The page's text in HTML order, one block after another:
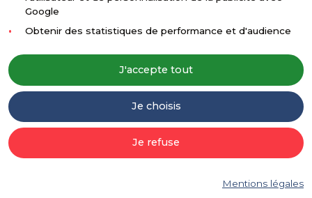
Charisme et communication
Google
Obtenir des statistiques de performance et d'audience
J'accepte tout
Je choisis
Je refuse
Mentions légales